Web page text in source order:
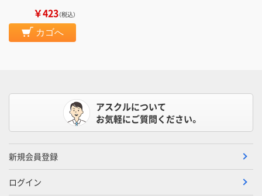
￥423（税込）
カゴへ
アスクルについて
お気軽にご質問ください。
新規会員登録
ログイン